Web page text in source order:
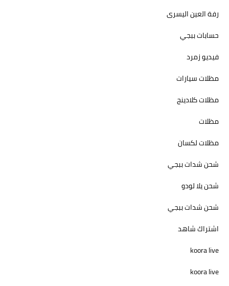
رفة العين اليسرى
حسابات ببجي
فيديو زمرد
مظلات سيارات
مظلات كلادينج
مظلات
مظلات لكسان
شحن شدات ببجي
شحن يلا لودو
شحن شدات ببجي
اشتراك شاهد
koora live
koora live